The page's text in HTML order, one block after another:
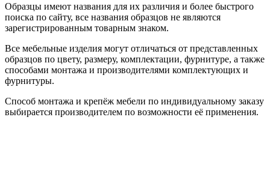
Образцы имеют названия для их различия и более быстрого
поиска по сайту, все названия образцов не являются
зарегистрированным товарным знаком.
Все мебельные изделия могут отличаться от представленных
образцов по цвету, размеру, комплектации, фурнитуре, а также
способами монтажа и производителями комплектующих и
фурнитуры.
Способ монтажа и крепёж мебели по индивидуальному заказу
выбирается производителем по возможности её применения.